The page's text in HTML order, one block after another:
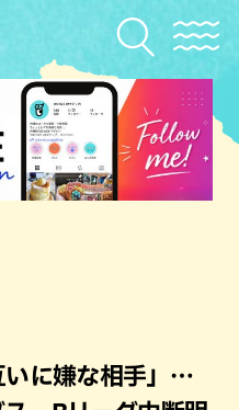
いに嫌な相手」…